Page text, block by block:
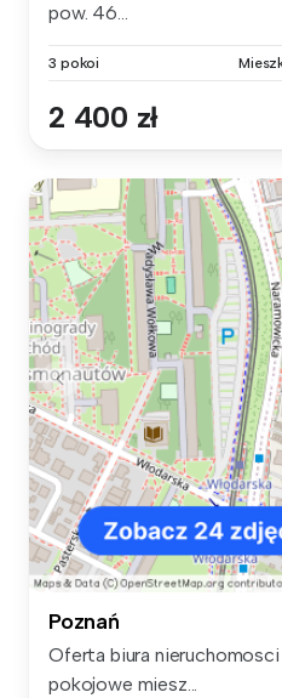
pow. 46...
3 pokoi
2 400 zł
Poznań
Oferta biura nieruchomosci
pokojowe miesz...